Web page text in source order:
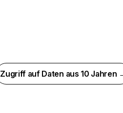
Zugriff auf Daten aus 10 Jahren